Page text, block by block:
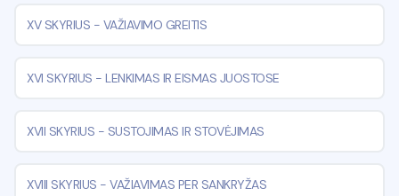
XV SKYRIUS - VAŽIAVIMO GREITIS
XVI SKYRIUS - LENKIMAS IR EISMAS JUOSTOSE
XVII SKYRIUS - SUSTOJIMAS IR STOVĖJIMAS
XVIII SKYRIUS - VAŽIAVIMAS PER SANKRYŽAS